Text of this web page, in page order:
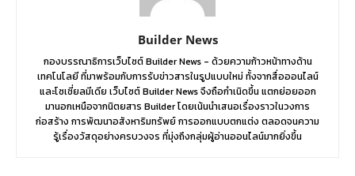
Builder News
กองบรรณาธิการเว็บไซต์ Builder News - ด้วยความก้าวหน้าทางด้าน
เทคโนโลยี ที่มาพร้อมกับการรับข่าวสารในรูปแบบใหม่ ทั้งจากสื่อออนไลน์
และโซเชี่ยลมีเดีย เว็บไซต์ Builder News จึงถือกำเนิดขึ้น แตกย่อยออก
มานอกเหนือจากนิตยสาร Builder โดยเน้นนำเสนอเรื่องราวในวงการ
ก่อสร้าง การพัฒนาอสังหาริมทรัพย์ การออกแบบตกแต่ง ตลอดจนความ
รู้เรื่องวัสดุอย่างครบวงจร ที่มุ่งถึงกลุ่มผู้อ่านออนไลน์มากยิ่งขึ้น